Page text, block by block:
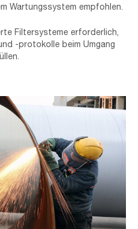
Wartungssystem empfohlen.
Filtersysteme erforderlich,
-protokolle beim Umgang